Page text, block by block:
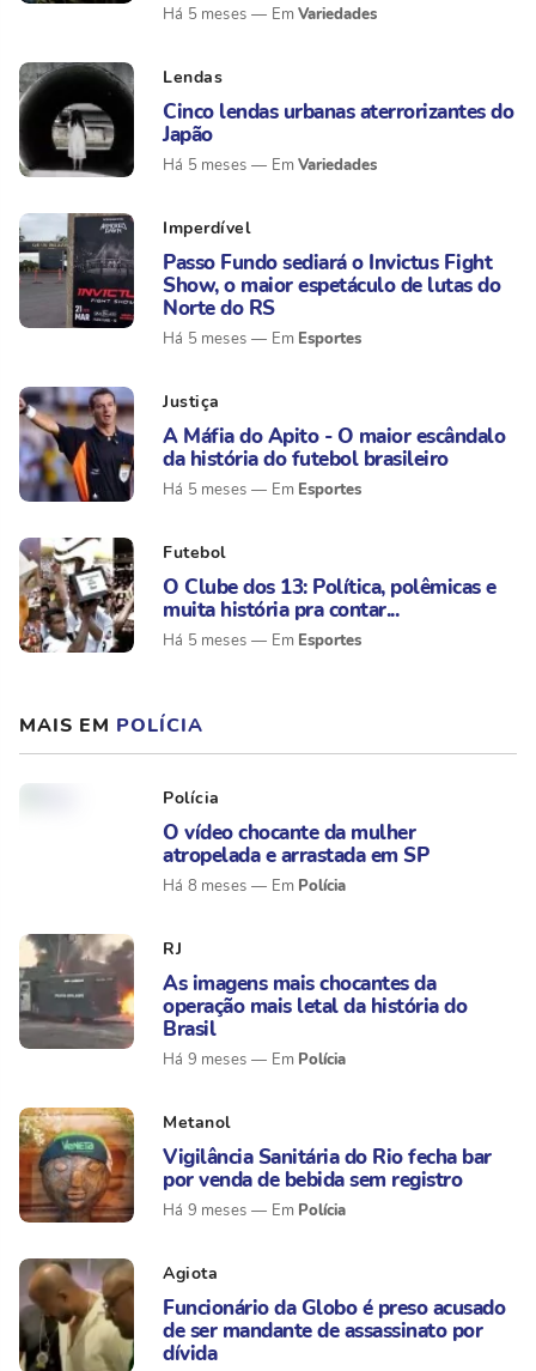
Há 5 meses Variedades
Lendas
Cinco lendas urbanas aterrorizantes do
Japão
Há 5 meses Variedades
Imperdível
Passo Fundo sediará o Invictus Fight
Show, o maior espetáculo de lutas do
Norte do RS
Há 5 meses Esportes
Justiça
A Máfia do Apito - O maior escândalo
da história do futebol brasileiro
Há 5 meses Esportes
Futebol
O Clube dos 13: Política, polêmicas e
muita história pra contar...
Há 5 meses Esportes
MAIS EM POLÍCIA
Polícia
O vídeo chocante da mulher
atropelada e arrastada em SP
Há 8 meses Polícia
RJ
As imagens mais chocantes da
operação mais letal da história do
Brasil
Há 9 meses Polícia
Metanol
Vigilância Sanitária do Rio fecha bar
por venda de bebida sem registro
Há 9 meses Polícia
Agiota
Funcionário da Globo é preso acusado
de ser mandante de assassinato por
dívida